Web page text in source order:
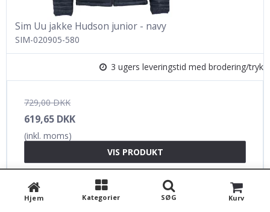
Hjem Kategorier SØG Kurv
Sim Uu jakke Hudson junior - navy
SIM-020905-580
3 ugers leveringstid med brodering/tryk
729,00 DKK
619,65 DKK
(inkl. moms)
VIS PRODUKT